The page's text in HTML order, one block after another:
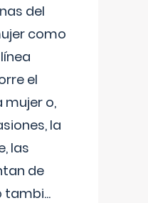
del
como
el
mujer o,
la
las
de
tambi...